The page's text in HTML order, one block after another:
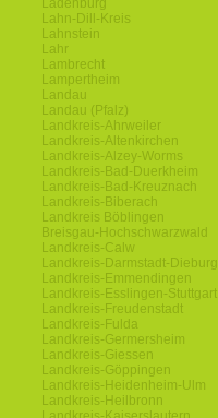
Ladenburg
Lahn-Dill-Kreis
Lahnstein
Lahr
Lambrecht
Lampertheim
Landau
Landau (Pfalz)
Landkreis-Ahrweiler
Landkreis-Altenkirchen
Landkreis-Alzey-Worms
Landkreis-Bad-Duerkheim
Landkreis-Bad-Kreuznach
Landkreis-Biberach
Landkreis Böblingen
Breisgau-Hochschwarzwald
Landkreis-Calw
Landkreis-Darmstadt-Dieburg
Landkreis-Emmendingen
Landkreis-Esslingen-Stuttgart
Landkreis-Freudenstadt
Landkreis-Fulda
Landkreis-Germersheim
Landkreis-Giessen
Landkreis-Göppingen
Landkreis-Heidenheim-Ulm
Landkreis-Heilbronn